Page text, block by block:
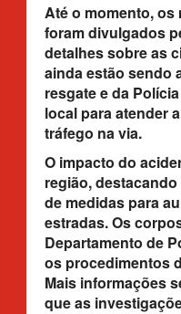
Até o momento,
foram divulgados
detalhes sobre as
ainda estão sendo
resgate e da
local para atender
tráfego na via.
O impacto do
região,
de medidas para
estradas. Os
Departamento de
os procedimentos
Mais informações
que as